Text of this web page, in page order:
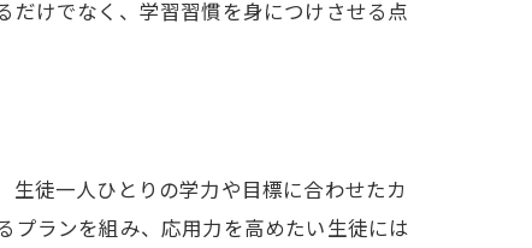
だけでなく、学習習慣を身につけさせる点
徒一人ひとりの学力や目標に合わせたカ
プランを組み、応用力を高めたい生徒には